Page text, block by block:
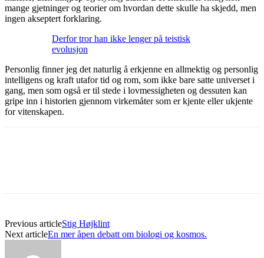
mange gjetninger og teorier om hvordan dette skulle ha skjedd, men
ingen akseptert forklaring.
Derfor tror han ikke lenger på teistisk
evolusjon
Personlig finner jeg det naturlig å erkjenne en allmektig og personlig
intelligens og kraft utafor tid og rom, som ikke bare satte universet i
gang, men som også er til stede i lovmessigheten og dessuten kan
gripe inn i historien gjennom virkemåter som er kjente eller ukjente
for vitenskapen.
Previous articleStig Højklint
Next articleEn mer åpen debatt om biologi og kosmos.